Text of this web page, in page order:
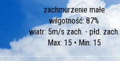
zachmurzenie małe
wilgotność: 87%
wiatr: 5m/s zach. - płd. zach.
Max: 15 • Min: 15